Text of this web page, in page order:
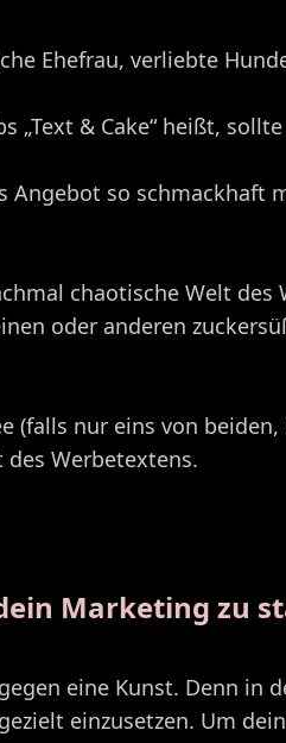
Ehefrau, verliebte
„Text & Cake“ heißt,
Angebot so schmackhaft
chaotische Welt des
oder anderen
(falls nur eins von
Werbetextens.
Marketing zu
eine Kunst. Denn
einzusetzen. Um